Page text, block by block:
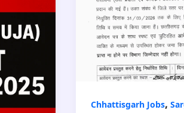
Chhattisgarh Jobs,